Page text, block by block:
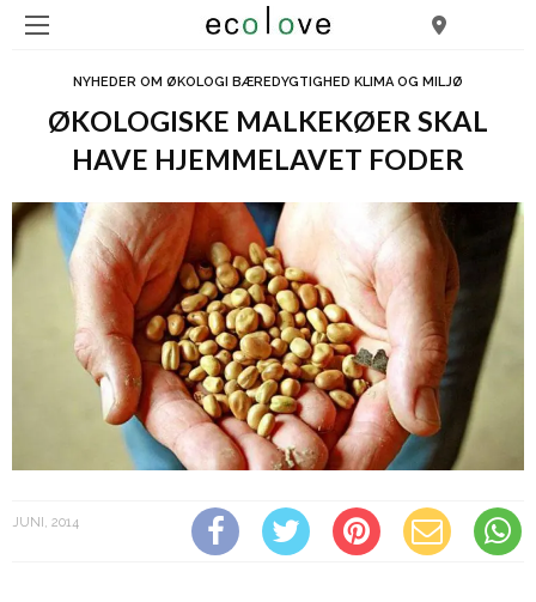
NYHEDER OM ØKOLOGI BÆREDYGTIGHED KLIMA OG MILJØ
ØKOLOGISKE MALKEKØER SKAL
HAVE HJEMMELAVET FODER
JUNI, 2014